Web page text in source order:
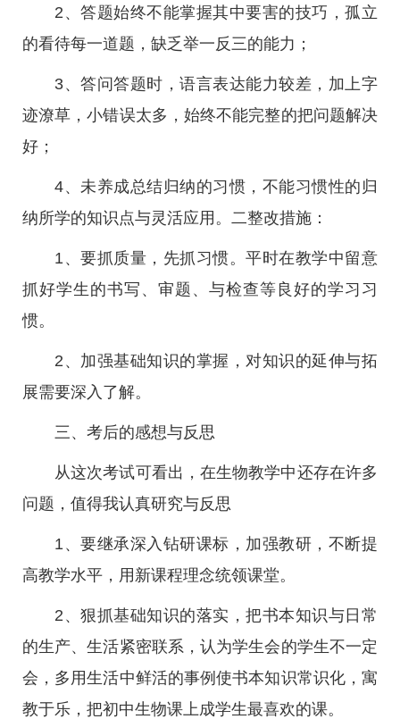
2、答题始终不能掌握其中要害的技巧，孤立
的看待每一道题，缺乏举一反三的能力；
3、答问答题时，语言表达能力较差，加上字
迹潦草，小错误太多，始终不能完整的把问题解决
好；
4、未养成总结归纳的习惯，不能习惯性的归
纳所学的知识点与灵活应用。二整改措施：
1、要抓质量，先抓习惯。平时在教学中留意
抓好学生的书写、审题、与检查等良好的学习习
惯。
2、加强基础知识的掌握，对知识的延伸与拓
展需要深入了解。
三、考后的感想与反思
从这次考试可看出，在生物教学中还存在许多
问题，值得我认真研究与反思
1、要继承深入钻研课标，加强教研，不断提
高教学水平，用新课程理念统领课堂。
2、狠抓基础知识的落实，把书本知识与日常
的生产、生活紧密联系，认为学生会的学生不一定
会，多用生活中鲜活的事例使书本知识常识化，寓
教于乐，把初中生物课上成学生最喜欢的课。